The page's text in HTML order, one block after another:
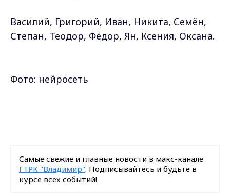
Василий, Григорий, Иван, Никита, Семён,
Степан, Теодор, Фёдор, Ян, Ксения, Оксана.
Фото: нейросеть
Самые свежие и главные новости в макс-канале
ГТРК "Владимир". Подписывайтесь и будьте в
курсе всех событий!